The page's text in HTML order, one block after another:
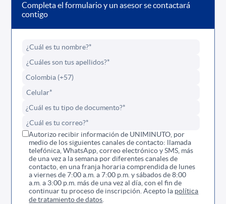
Completa el formulario y un asesor se contactará
contigo
Autorizo recibir información de UNIMINUTO, por
medio de los siguientes canales de contacto: llamada
telefónica, WhatsApp, correo electrónico y SMS, más
de una vez a la semana por diferentes canales de
contacto, en una franja horaria comprendida de lunes
a viernes de 7:00 a.m. a 7:00 p.m. y sábados de 8:00
a.m. a 3:00 p.m. más de una vez al día, con el fin de
continuar tu proceso de inscripción. Acepto la política
de tratamiento de datos